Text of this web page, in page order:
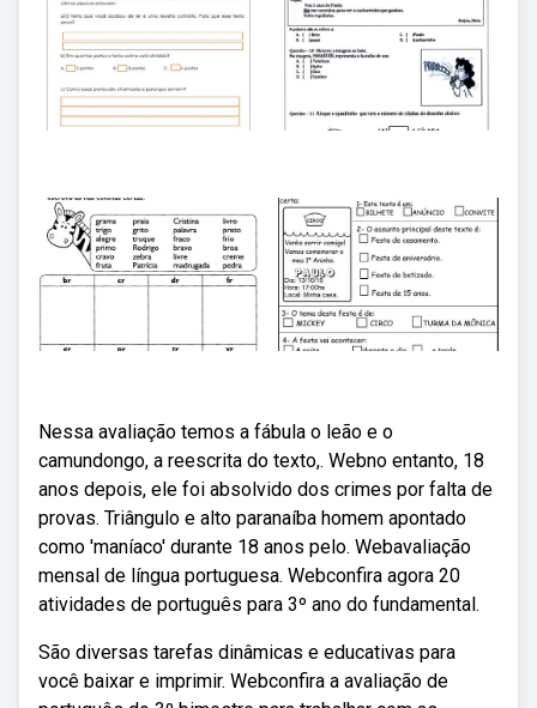
Nessa avaliação temos a fábula o leão e o
camundongo, a reescrita do texto,. Webno entanto, 18
anos depois, ele foi absolvido dos crimes por falta de
provas. Triângulo e alto paranaíba homem apontado
como 'maníaco' durante 18 anos pelo. Webavaliação
mensal de língua portuguesa. Webconfira agora 20
atividades de português para 3º ano do fundamental.
São diversas tarefas dinâmicas e educativas para
você baixar e imprimir. Webconfira a avaliação de